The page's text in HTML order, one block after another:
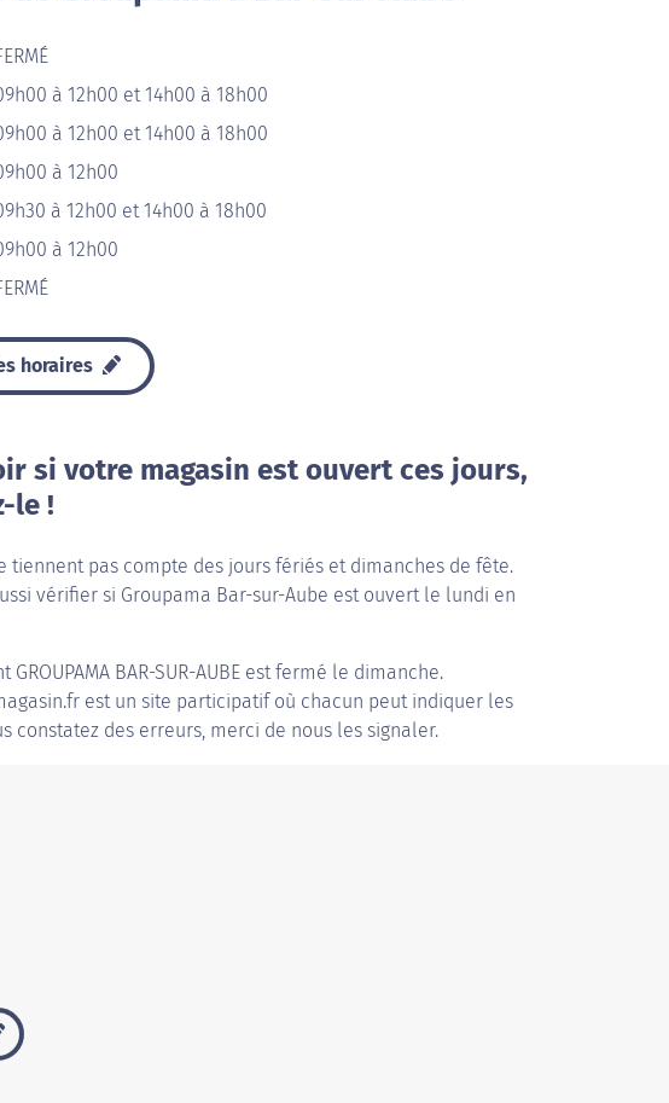
à 12h00 et 14h00 à 18h00
à 12h00 et 14h00 à 18h00
à 12h00
à 12h00 et 14h00 à 18h00
à 12h00
horaires
si votre magasin est ouvert ces jours,
le !
tiennent pas compte des jours fériés et dimanches de fête.
vérifier si Groupama Bar-sur-Aube est ouvert le lundi en
GROUPAMA BAR-SUR-AUBE est fermé le dimanche.
est un site participatif où chacun peut indiquer les
constatez des erreurs, merci de nous les signaler.